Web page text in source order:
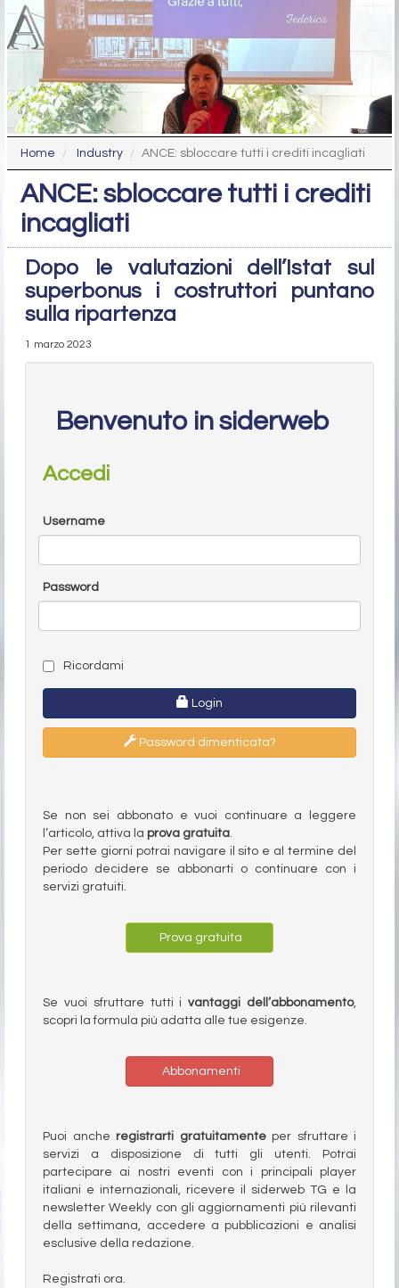
Home Industry ANCE: sbloccare tutti i crediti incagliati
ANCE: sbloccare tutti i crediti
incagliati
Dopo le valutazioni dell’Istat sul
superbonus i costruttori puntano
sulla ripartenza
1 marzo 2023
Benvenuto in siderweb
Accedi
Username
Password
Ricordami
Login
Password dimenticata?
Se non sei abbonato e vuoi continuare a leggere
l’articolo, attiva la prova gratuita.
Per sette giorni potrai navigare il sito e al termine del
periodo decidere se abbonarti o continuare con i
servizi gratuiti.
Prova gratuita
Se vuoi sfruttare tutti ivantaggi dell’abbonamento,
scopri la formula più adatta alle tue esigenze.
Abbonamenti
Puoi anche registrarti gratuitamenteper sfruttare i
servizi a disposizione di tutti gli utenti. Potrai
partecipare ai nostri eventi con i principali player
italiani e internazionali, ricevere il siderweb TG e la
newsletter Weekly con gli aggiornamenti più rilevanti
della settimana, accedere a pubblicazioni e analisi
esclusive della redazione.
Registrati ora.